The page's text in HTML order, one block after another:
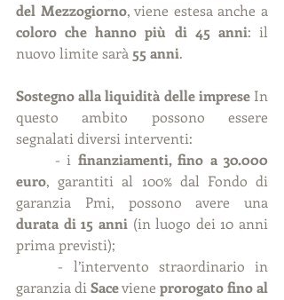
del Mezzogiorno
coloro che hanno più di 45 anni: il
nuovo limite sarà 55 anni.
Sostegno alla liquidità delle imprese In
questo ambito possono essere
segnalati diversi interventi:
	- i
finanziamenti, fino a 30.000
euro, garantiti al 100% dal Fondo di
durata di 15 anni (in luogo dei 10 anni
prima previsti);
garanzia di Sace viene prorogato fino al